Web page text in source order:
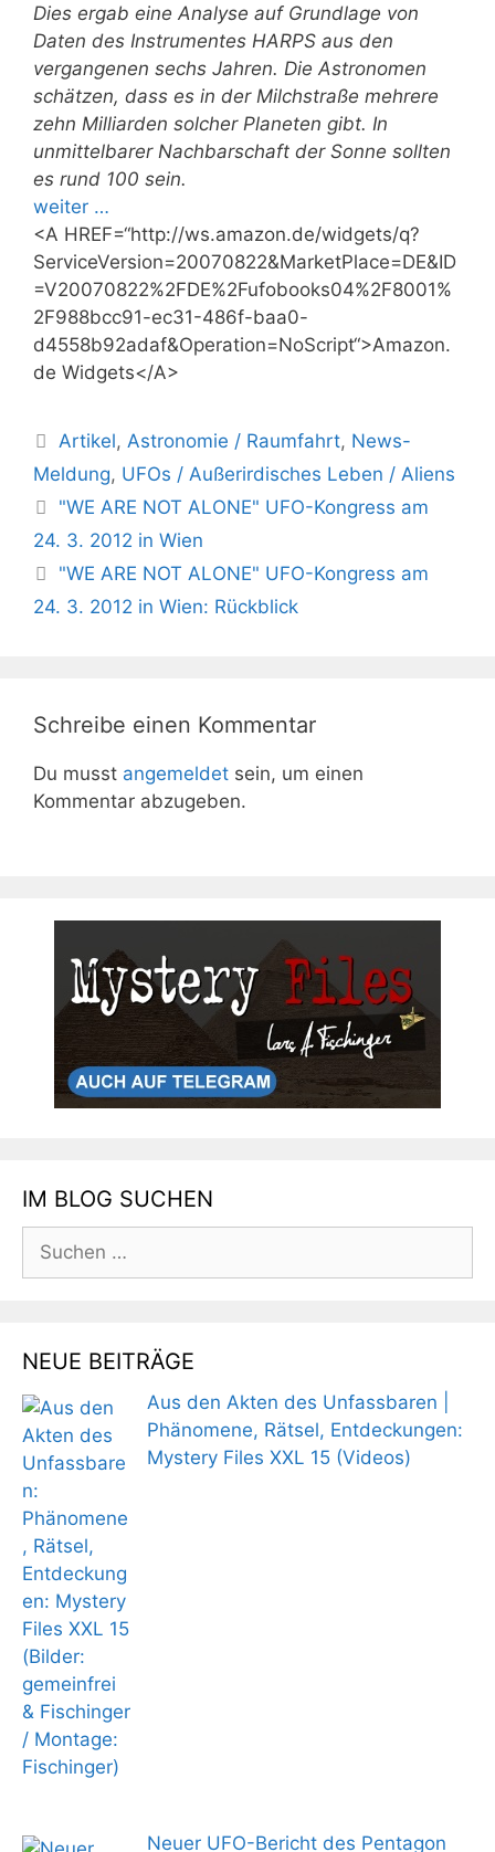
Dies ergab eine Analyse auf Grundlage von
Daten des Instrumentes HARPS aus den
vergangenen sechs Jahren. Die Astronomen
schätzen, dass es in der Milchstraße mehrere
zehn Milliarden solcher Planeten gibt. In
unmittelbarer Nachbarschaft der Sonne sollten
es rund 100 sein.
weiter …
<A HREF=“http://ws.amazon.de/widgets/q?
ServiceVersion=20070822&MarketPlace=DE&ID
=V20070822%2FDE%2Fufobooks04%2F8001%
2F988bcc91-ec31-486f-baa0-
d4558b92adaf&Operation=NoScript“>Amazon.
de Widgets</A>
Kategorien
Artikel, Astronomie / Raumfahrt, News-
Meldung, UFOs / Außerirdisches Leben / Aliens
"WE ARE NOT ALONE" UFO-Kongress am
24. 3. 2012 in Wien
"WE ARE NOT ALONE" UFO-Kongress am
24. 3. 2012 in Wien: Rückblick
Schreibe einen Kommentar
Du musst angemeldet sein, um einen
Kommentar abzugeben.
IM BLOG SUCHEN
Suchen
nach:
NEUE BEITRÄGE
Aus den Akten des Unfassbaren |
Phänomene, Rätsel, Entdeckungen:
Mystery Files XXL 15 (Videos)
Neuer UFO-Bericht des Pentagon